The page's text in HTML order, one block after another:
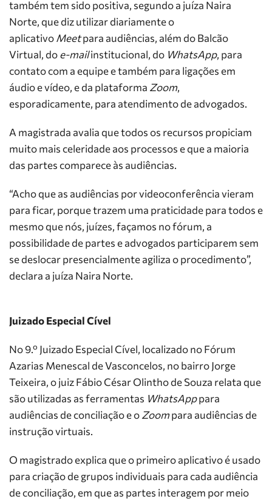
também tem sido positiva, segundo a juíza Naira
Norte, que diz utilizar diariamente o
aplicativoMeetpara audiências, além do Balcão
Virtual, doe-mailinstitucional, do WhatsApp, para
contato com a equipe e também para ligações em
áudio e vídeo, e da plataforma Zoom,
esporadicamente, para atendimento de advogados.
A magistrada avalia que todos os recursos propiciam
muito mais celeridade aos processos e que a maioria
das partes comparece às audiências.
“Acho que as audiências por videoconferência vieram
para ficar, porque trazem uma praticidade para todos e
mesmo que nós, juízes, façamos no fórum, a
possibilidade de partes e advogados participarem sem
se deslocar presencialmente agiliza o procedimento”,
declara a juíza Naira Norte.
Juizado Especial Cível
No 9.º Juizado Especial Cível, localizado no Fórum
Azarias Menescal de Vasconcelos, no bairro Jorge
Teixeira, o juiz Fábio César Olintho de Souza relata que
são utilizadas as ferramentas WhatsApppara
audiências de conciliação e oZoompara audiências de
instrução virtuais.
O magistrado explica que o primeiro aplicativo é usado
para criação de grupos individuais para cada audiência
de conciliação, em que as partes interagem por meio